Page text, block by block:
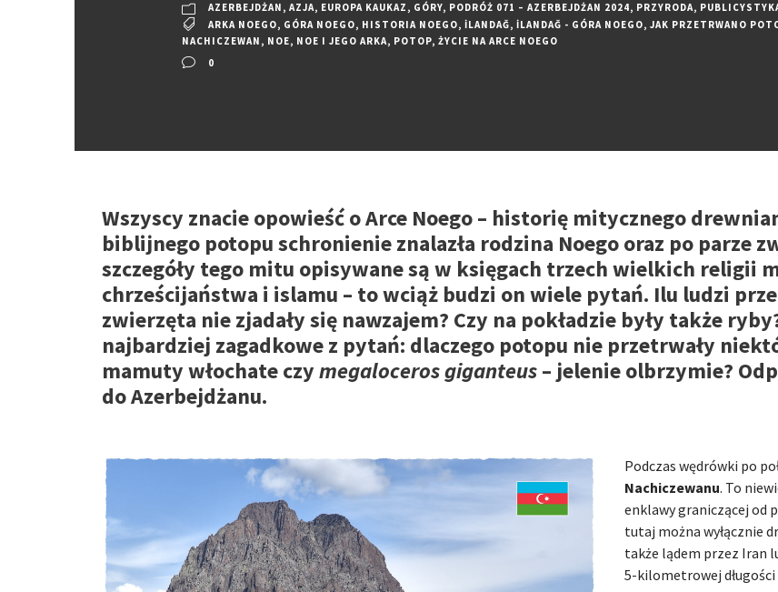
AZERBEJDŻAN , AZJA, EUROPA KAUKAZ , GÓRY, PODRÓŻ 071 – AZERBEJDŻAN 2024, PRZYRODA,
ARKA NOEGO, GÓRA NOEGO, HISTORIA NOEGO, İLANDAĞ, İLANDAĞ - GÓRA NOEGO, JAK PRZETRWANO
NACHICZEWAN , NOE, NOE I JEGO ARKA, POTOP, ŻYCIE NA ARCE NOEGO
0
Wszyscy znacie opowieść o Arce Noego – historię mitycznego
biblijnego potopu schronienie znalazła rodzina Noego oraz po parze
szczegóły tego mitu opisywane są w księgach trzech wielkich religii
chrześcijaństwa i islamu – to wciąż budzi on wiele pytań. Ilu ludzi
zwierzęta nie zjadały się nawzajem? Czy na pokładzie były także
najbardziej zagadkowe z pytań: dlaczego potopu nie przetrwały
mamuty włochate czymegaloceros giganteus– jelenie olbrzymie?
do Azerbejdżanu.
Podczas wędrówki po
Nachiczewanu. To
enklawy graniczącej od
tutaj można wyłącznie
także lądem przez Iran
5-kilometrowej długości